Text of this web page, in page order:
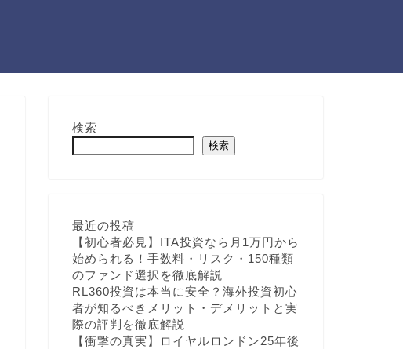
検索
検索
最近の投稿
【初心者必見】ITA投資なら月1万円から
始められる！手数料・リスク・150種類
のファンド選択を徹底解説
RL360投資は本当に安全？海外投資初心
者が知るべきメリット・デメリットと実
際の評判を徹底解説
【衝撃の真実】ロイヤルロンドン25年後